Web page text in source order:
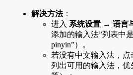
解决方法：
进入 系统设置 → 语言
添加的输入法”列表中
pinyin”）。
若没有中文输入法，点
列出可用的输入法，优